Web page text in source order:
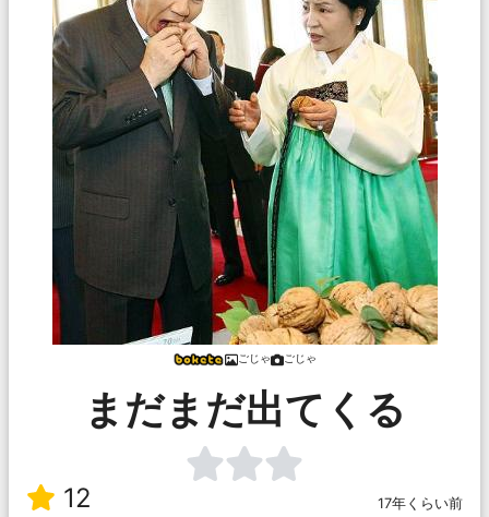
ごじゃ ごじゃ
まだまだ出てくる
12 17年くらい前